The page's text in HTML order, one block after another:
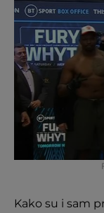
Kako su i sam